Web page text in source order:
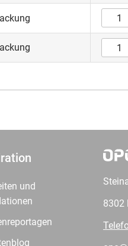
und
8302